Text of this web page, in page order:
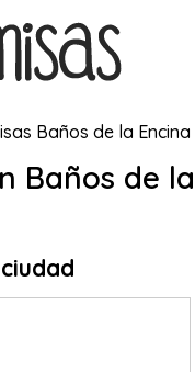
Baños de la Encina
Baños de